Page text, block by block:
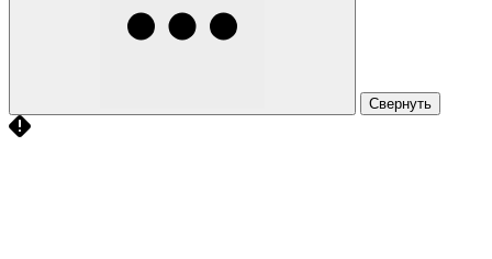
Свернуть